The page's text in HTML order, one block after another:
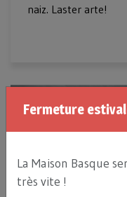
naiz. Laster arte!
Fermeture
La Maison Basque
très vite !